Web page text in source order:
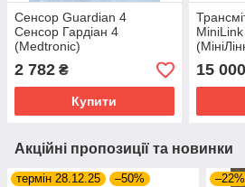
Сенсор Guardian 4
Сенсор Гардіан 4
(Medtronic)
2 782 ₴
Купити
15 000
Акційні пропозиції та новинки
термін 28.12.25 –50% –22%